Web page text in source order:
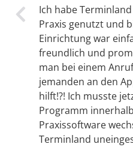
Ich habe
Praxis genutzt und
Einrichtung war
freundlich und
man bei einem
jemanden an den
hilft!?! Ich musste
Programm
Praxissoftware
Terminland
Previous